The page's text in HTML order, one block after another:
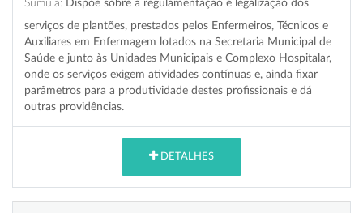
Súmula: Dispõe sobre a regulamentação e legalização dos
serviços de plantões, prestados pelos Enfermeiros, Técnicos e
Auxiliares em Enfermagem lotados na Secretaria Municipal de
Saúde e junto às Unidades Municipais e Complexo Hospitalar,
onde os serviços exigem atividades contínuas e, ainda fixar
parâmetros para a produtividade destes profissionais e dá
outras providências.
DETALHES